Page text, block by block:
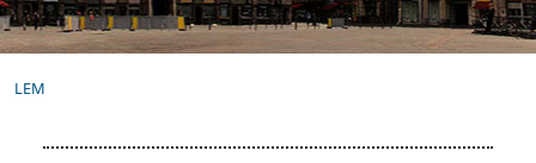
LEM